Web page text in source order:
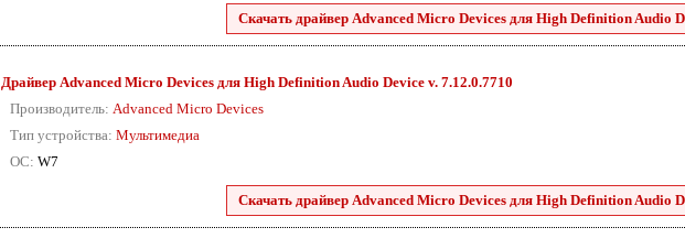
Скачать драйвер Advanced Micro Devices для High Definition Audio
Драйвер Advanced Micro Devices для High Definition Audio Device v. 7.12.0.7710
Производитель: Advanced Micro Devices
Тип устройства: Мультимедиа
ОС: W7
Скачать драйвер Advanced Micro Devices для High Definition Audio